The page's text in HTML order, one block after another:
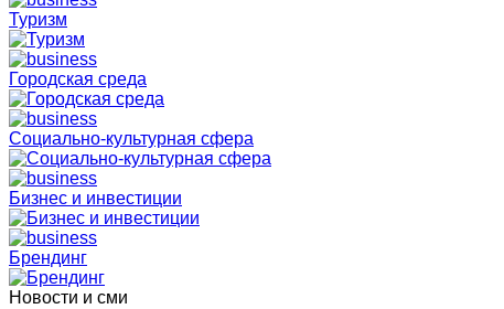
Туризм
Городская среда
Социально-культурная сфера
Бизнес и инвестиции
Брендинг
Новости и сми